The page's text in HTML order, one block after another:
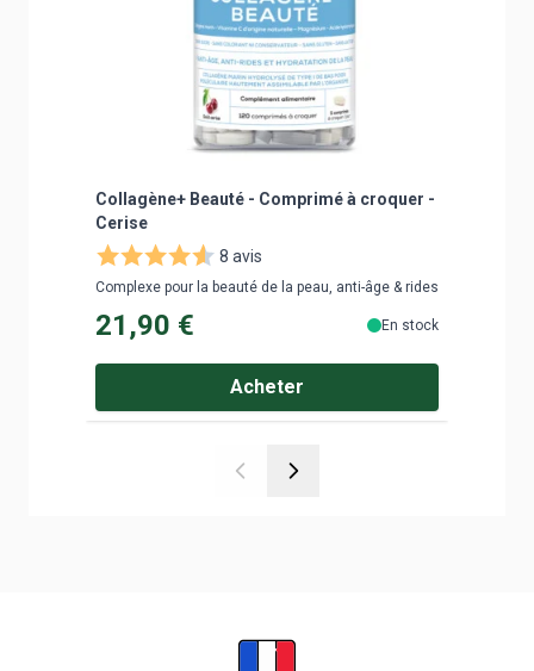
Collagène+ Beauté - Comprimé à croquer -
Cerise
8 avis
Complexe pour la beauté de la peau, anti-âge & rides
21,90 € En stock
Acheter